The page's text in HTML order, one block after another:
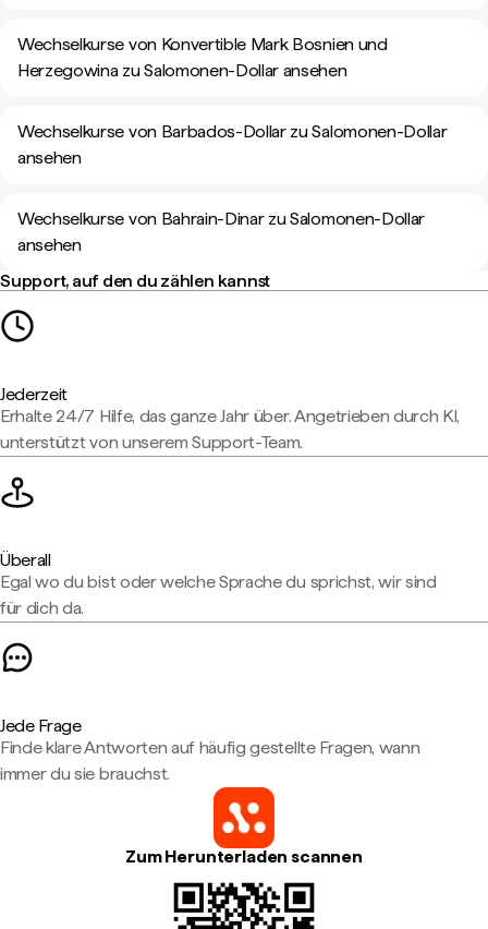
Wechselkurse von Konvertible Mark Bosnien und
Herzegowina zu Salomonen-Dollar ansehen
Wechselkurse von Barbados-Dollar zu Salomonen-Dollar
ansehen
Wechselkurse von Bahrain-Dinar zu Salomonen-Dollar
ansehen
Support, auf den du zählen kannst
Jederzeit
Erhalte 24/7 Hilfe, das ganze Jahr über. Angetrieben durch KI,
unterstützt von unserem Support-Team.
Überall
Egal wo du bist oder welche Sprache du sprichst, wir sind
für dich da.
Jede Frage
Finde klare Antworten auf häufig gestellte Fragen, wann
immer du sie brauchst.
Zum Herunterladen scannen